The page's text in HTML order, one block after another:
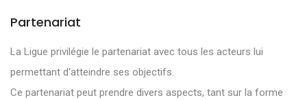
Partenariat
La Ligue privilégie le partenariat avec tous les acteurs lui
permettant d'atteindre ses objectifs.
Ce partenariat peut prendre divers aspects, tant sur la forme